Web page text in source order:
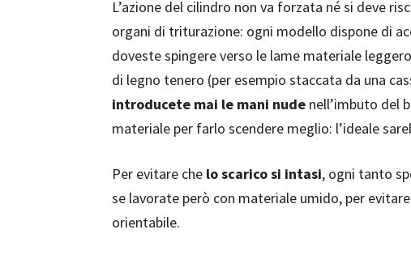
L’azione del cilindro non va forzata né si deve
organi di triturazione: ogni modello dispone di
doveste spingere verso le lame materiale
di legno tenero (per esempio staccata da una
introducete mai le mani nude nell’imbuto del
materiale per farlo scendere meglio: l’ideale
Per evitare che lo scarico si intasi, ogni tanto
se lavorate però con materiale umido, per
orientabile.